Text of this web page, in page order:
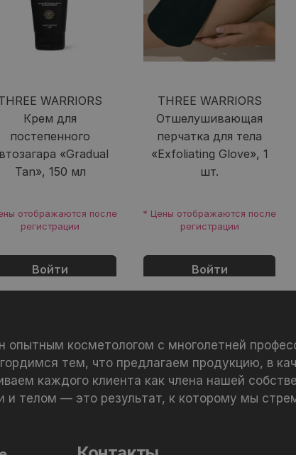
WARRIORS
Крем для
постепенного
«Gradual
Tan», 150 мл
отображаются после
регистрации
Войти
THREE WARRIORS
Отшелушивающая
перчатка для тела
«Exfoliating Glove», 1
шт.
* Цены отображаются после
регистрации
Войти
опытным косметологом с многолетней
тем, что предлагаем продукцию, в
каждого клиента как члена нашей
и телом — это результат, к которому мы